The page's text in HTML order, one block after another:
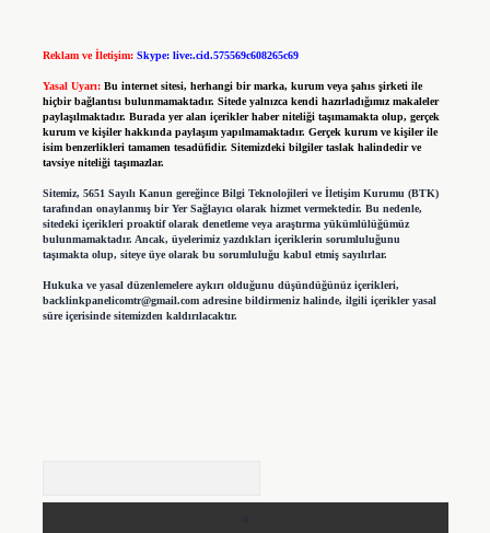
Reklam ve İletişim: Skype: live:.cid.575569c608265c69
Yasal Uyarı: Bu internet sitesi, herhangi bir marka, kurum veya şahıs şirketi ile
hiçbir bağlantısı bulunmamaktadır. Sitede yalnızca kendi hazırladığımız makaleler
paylaşılmaktadır. Burada yer alan içerikler haber niteliği taşımamakta olup, gerçek
kurum ve kişiler hakkında paylaşım yapılmamaktadır. Gerçek kurum ve kişiler ile
isim benzerlikleri tamamen tesadüfidir. Sitemizdeki bilgiler taslak halindedir ve
tavsiye niteliği taşımazlar.
Sitemiz, 5651 Sayılı Kanun gereğince Bilgi Teknolojileri ve İletişim Kurumu (BTK)
tarafından onaylanmış bir Yer Sağlayıcı olarak hizmet vermektedir. Bu nedenle,
sitedeki içerikleri proaktif olarak denetleme veya araştırma yükümlülüğümüz
bulunmamaktadır. Ancak, üyelerimiz yazdıkları içeriklerin sorumluluğunu
taşımakta olup, siteye üye olarak bu sorumluluğu kabul etmiş sayılırlar.
Hukuka ve yasal düzenlemelere aykırı olduğunu düşündüğünüz içerikleri,
backlinkpanelicomtr@gmail.comadresine bildirmeniz halinde, ilgili içerikler yasal
süre içerisinde sitemizden kaldırılacaktır.